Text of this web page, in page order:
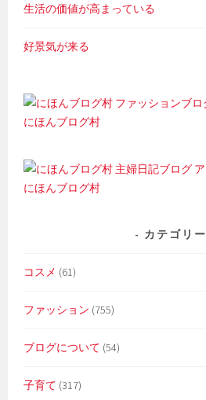
生活の価値が高まっている
好景気が来る
にほんブログ村
にほんブログ村
カテゴリー
コスメ (61)
ファッション (755)
ブログについて (54)
子育て (317)